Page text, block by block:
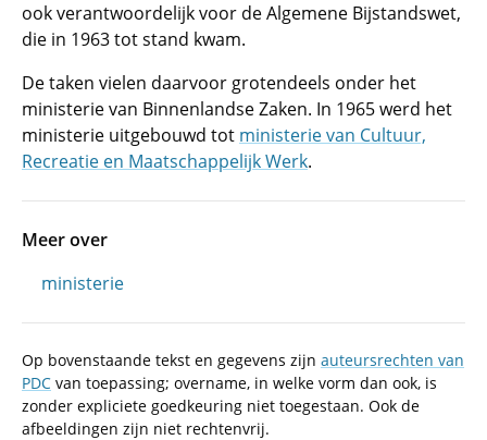
ook verantwoordelijk voor de Algemene Bijstandswet,
die in 1963 tot stand kwam.
De taken vielen daarvoor grotendeels onder het
ministerie van Binnenlandse Zaken. In 1965 werd het
ministerie uitgebouwd tot ministerie van Cultuur,
Recreatie en Maatschappelijk Werk.
Meer over
ministerie
Op bovenstaande tekst en gegevens zijn auteursrechten van
PDC van toepassing; overname, in welke vorm dan ook, is
zonder expliciete goedkeuring niet toegestaan. Ook de
afbeeldingen zijn niet rechtenvrij.